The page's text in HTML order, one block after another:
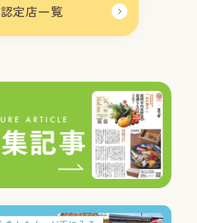
認定店一覧